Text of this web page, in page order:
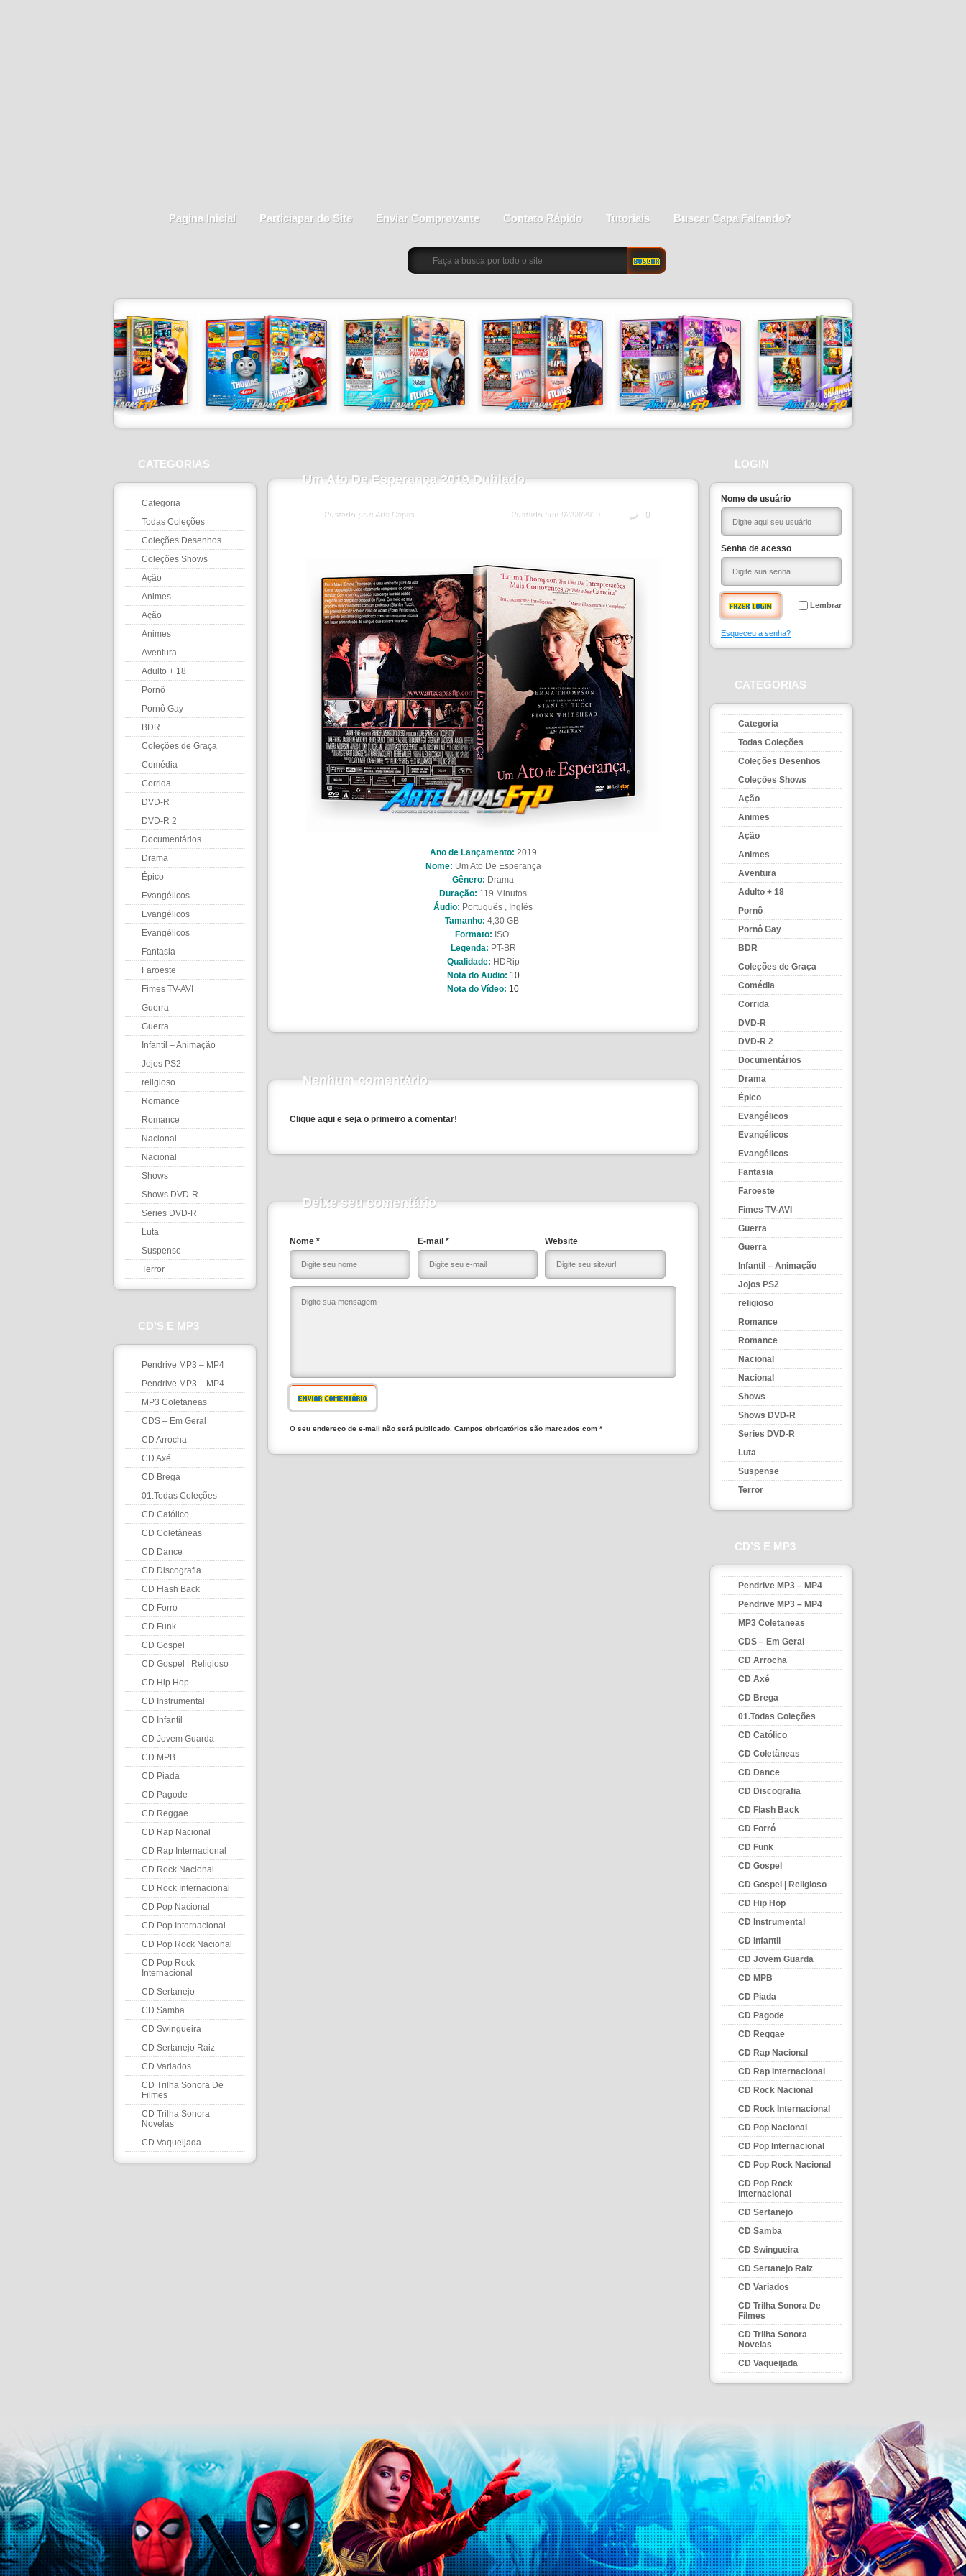
Pagina Inicial Particiapar do Site Enviar Comprovante Contato Rápido Tutoriais Buscar Capa Faltando?
BUSCAR
CATEGORIAS
Categoria
Todas Coleções
Coleções Desenhos
Coleções Shows
Ação
Animes
Ação
Animes
Aventura
Adulto + 18
Pornô
Pornô Gay
BDR
Coleções de Graça
Comédia
Corrida
DVD-R
DVD-R 2
Documentários
Drama
Épico
Evangélicos
Evangélicos
Evangélicos
Fantasia
Faroeste
Fimes TV-AVI
Guerra
Guerra
Infantil – Animação
Jojos PS2
religioso
Romance
Romance
Nacional
Nacional
Shows
Shows DVD-R
Series DVD-R
Luta
Suspense
Terror
CD’S E MP3
Pendrive MP3 – MP4
Pendrive MP3 – MP4
MP3 Coletaneas
CDS – Em Geral
CD Arrocha
CD Axé
CD Brega
01.Todas Coleções
CD Católico
CD Coletâneas
CD Dance
CD Discografia
CD Flash Back
CD Forró
CD Funk
CD Gospel
CD Gospel | Religioso
CD Hip Hop
CD Instrumental
CD Infantil
CD Jovem Guarda
CD MPB
CD Piada
CD Pagode
CD Reggae
CD Rap Nacional
CD Rap Internacional
CD Rock Nacional
CD Rock Internacional
CD Pop Nacional
CD Pop Internacional
CD Pop Rock Nacional
CD Pop Rock
Internacional
CD Sertanejo
CD Samba
CD Swingueira
CD Sertanejo Raiz
CD Variados
CD Trilha Sonora De
Filmes
CD Trilha Sonora
Novelas
CD Vaqueijada
Um Ato De Esperança 2019 Dublado
Postado por: Arte Capas 0
Postado em: 02/08/2019
Ano de Lançamento: 2019
Nome: Um Ato De Esperança
Gênero: Drama
Duração: 119 Minutos
Áudio: Português , Inglês
Tamanho: 4,30 GB
Formato: ISO
Legenda: PT-BR
Qualidade: HDRip
Nota do Audio: 10
Nota do Vídeo: 10
Nenhum comentário
Clique aqui e seja o primeiro a comentar!
Deixe seu comentário
Nome * E-mail * Website
ENVIAR COMENTÁRIO
O seu endereço de e-mail não será publicado. Campos obrigatórios são marcados com *
LOGIN
Nome de usuário
Senha de acesso
Lembrar
Esqueceu a senha?
CATEGORIAS
Categoria
Todas Coleções
Coleções Desenhos
Coleções Shows
Ação
Animes
Ação
Animes
Aventura
Adulto + 18
Pornô
Pornô Gay
BDR
Coleções de Graça
Comédia
Corrida
DVD-R
DVD-R 2
Documentários
Drama
Épico
Evangélicos
Evangélicos
Evangélicos
Fantasia
Faroeste
Fimes TV-AVI
Guerra
Guerra
Infantil – Animação
Jojos PS2
religioso
Romance
Romance
Nacional
Nacional
Shows
Shows DVD-R
Series DVD-R
Luta
Suspense
Terror
CD’S E MP3
Pendrive MP3 – MP4
Pendrive MP3 – MP4
MP3 Coletaneas
CDS – Em Geral
CD Arrocha
CD Axé
CD Brega
01.Todas Coleções
CD Católico
CD Coletâneas
CD Dance
CD Discografia
CD Flash Back
CD Forró
CD Funk
CD Gospel
CD Gospel | Religioso
CD Hip Hop
CD Instrumental
CD Infantil
CD Jovem Guarda
CD MPB
CD Piada
CD Pagode
CD Reggae
CD Rap Nacional
CD Rap Internacional
CD Rock Nacional
CD Rock Internacional
CD Pop Nacional
CD Pop Internacional
CD Pop Rock Nacional
CD Pop Rock
Internacional
CD Sertanejo
CD Samba
CD Swingueira
CD Sertanejo Raiz
CD Variados
CD Trilha Sonora De
Filmes
CD Trilha Sonora
Novelas
CD Vaqueijada